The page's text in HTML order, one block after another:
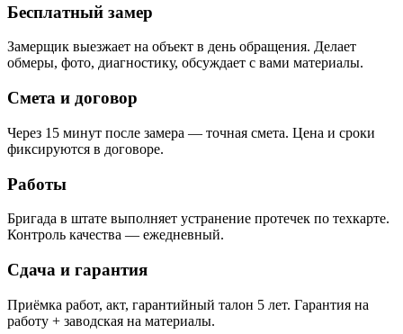
Бесплатный замер
Замерщик выезжает на объект в день обращения. Делает
обмеры, фото, диагностику, обсуждает с вами материалы.
Смета и договор
Через 15 минут после замера — точная смета. Цена и сроки
фиксируются в договоре.
Работы
Бригада в штате выполняет устранение протечек по техкарте.
Контроль качества — ежедневный.
Сдача и гарантия
Приёмка работ, акт, гарантийный талон 5 лет. Гарантия на
работу + заводская на материалы.